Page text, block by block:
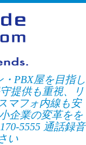
PBX屋を目指し
提供も重視、リ
マフォ内線も安
企業の変革をを
5555 通話録音
い